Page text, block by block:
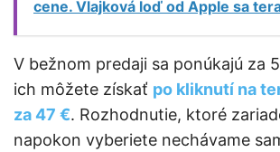
cene. Vlajková loď od Apple sa
V bežnom predaji sa ponúkajú za
ich môžete získať po kliknutí na
za 47 €. Rozhodnutie, ktoré
napokon vyberiete nechávame